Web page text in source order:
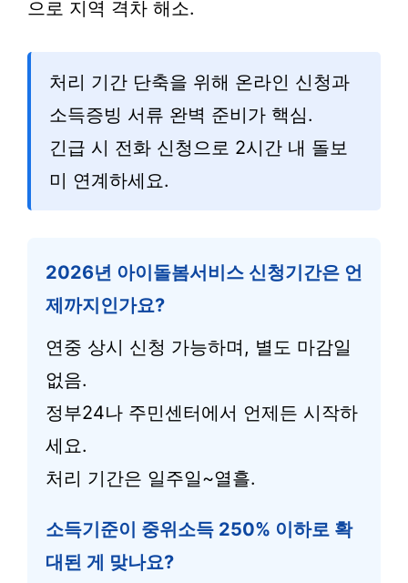
으로 지역 격차 해소.
처리 기간 단축을 위해 온라인 신청과
소득증빙 서류 완벽 준비가 핵심.
긴급 시 전화 신청으로 2시간 내 돌보
미 연계하세요.
2026년 아이돌봄서비스 신청기간은 언
제까지인가요?
연중 상시 신청 가능하며, 별도 마감일
없음.
정부24나 주민센터에서 언제든 시작하
세요.
처리 기간은 일주일~열흘.
소득기준이 중위소득 250% 이하로 확
대된 게 맞나요?